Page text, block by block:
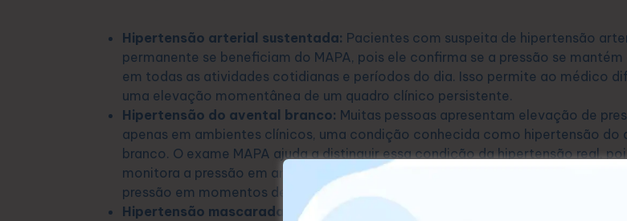
Hipertensão arterial sustentada: Pacientes com suspeita de hipertensão
permanente se beneficiam do MAPA, pois ele confirma se a pressão se mantém
em todas as atividades cotidianas e períodos do dia. Isso permite ao médico
uma elevação momentânea de um quadro clínico persistente.
Hipertensão do avental branco: Muitas pessoas apresentam elevação de
apenas em ambientes clínicos, uma condição conhecida como hipertensão do
branco. O exame MAPA ajuda a distinguir essa condição da hipertensão real,
monitora a pressão em ambientes fora do consultório, revelando um perfil mais
pressão em momentos de relaxamento.
Hipertensão mascarada:
O oposto da hipertensão do avental branco, essa